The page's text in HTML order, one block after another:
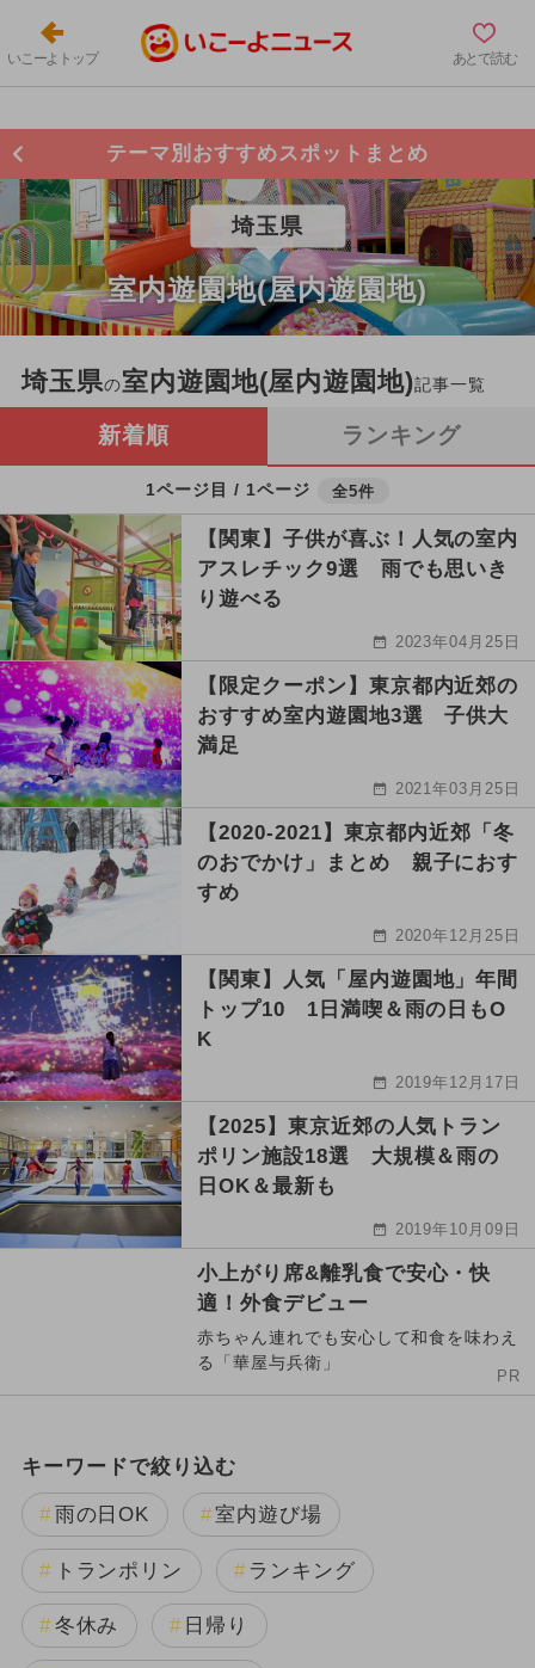
いこーよトップ あとで読む
テーマ別おすすめスポットまとめ
埼玉県
室内遊園地(屋内遊園地)
埼玉県の室内遊園地(屋内遊園地)記事一覧
新着順 ランキング
1ページ目 / 1ページ 全5件
【関東】子供が喜ぶ！人気の室内
アスレチック9選 雨でも思いき
り遊べる
2023年04月25日
【限定クーポン】東京都内近郊の
おすすめ室内遊園地3選 子供大
満足
2021年03月25日
【2020-2021】東京都内近郊「冬
のおでかけ」まとめ 親子におす
すめ
2020年12月25日
【関東】人気「屋内遊園地」年間
トップ10 1日満喫＆雨の日もO
K
2019年12月17日
【2025】東京近郊の人気トラン
ポリン施設18選 大規模＆雨の
日OK＆最新も
2019年10月09日
小上がり席&離乳食で安心・快
適！外食デビュー
赤ちゃん連れでも安心して和食を味わえ
る「華屋与兵衛」
PR
キーワードで絞り込む
雨の日OK 室内遊び場
トランポリン ランキング
冬休み 日帰り